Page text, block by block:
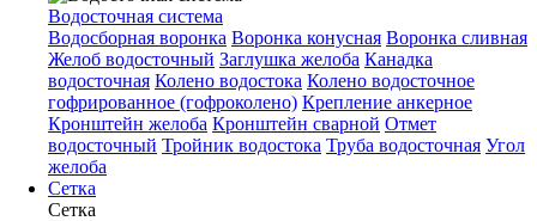
Водосточная система
Водосборная воронка Воронка конусная Воронка сливная
Желоб водосточный Заглушка желоба Канадка
водосточная Колено водостока Колено водосточное
гофрированное (гофроколено) Крепление анкерное
Кронштейн желоба Кронштейн сварной Отмет
водосточный Тройник водостока Труба водосточная Угол
желоба
Сетка
Сетка